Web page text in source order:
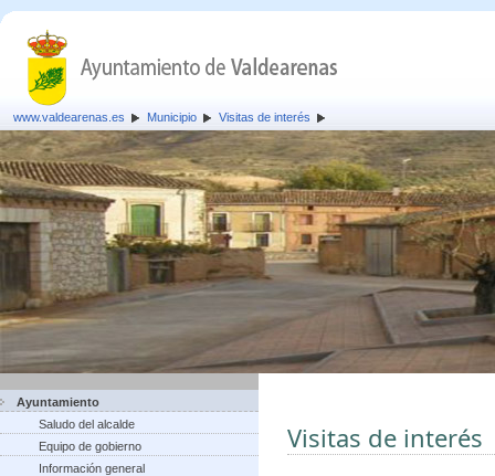
www.valdearenas.es Municipio Visitas de interés
Ayuntamiento
Saludo del alcalde
Equipo de gobierno
Información general
Visitas de interés